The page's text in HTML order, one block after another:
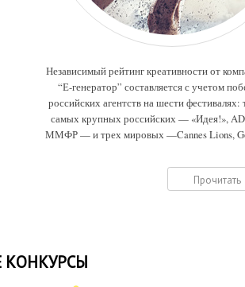
Независимый рейтинг креативности от
“Е-генератор” составляется с учетом
российских агентств на шести фестивалях:
самых крупных российских — «Идея!»,
ММФР — и трех мировых —Cannes Lions,
Прочитать
КОНКУРСЫ